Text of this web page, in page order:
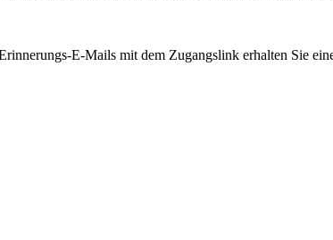
E-Mails mit dem Zugangslink erhalten Sie